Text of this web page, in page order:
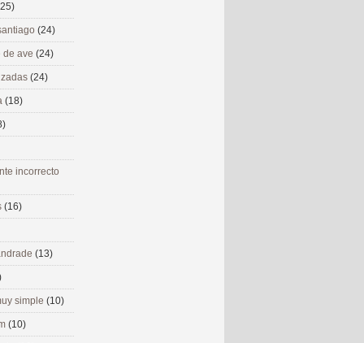
(24)
de ave (24)
(24)
(18)
incorrecto
(16)
(13)
simple (10)
(10)